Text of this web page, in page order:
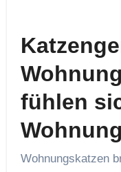
fühlen
Wohnungskatzen brauchen eine Umgebung, die